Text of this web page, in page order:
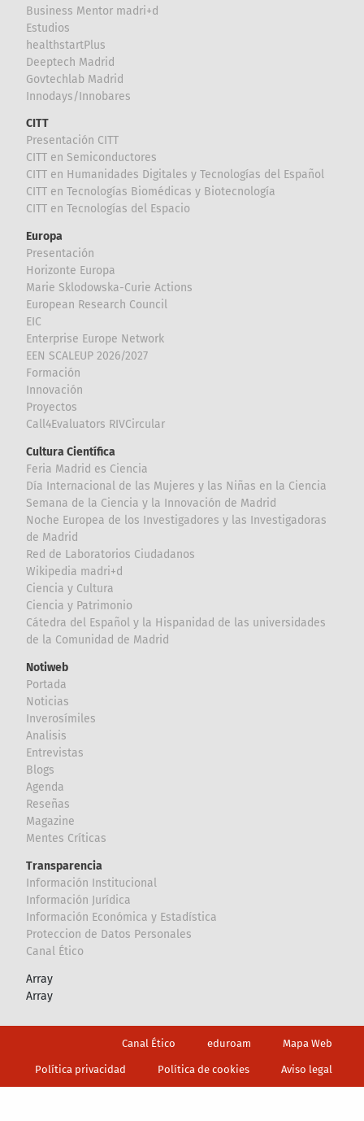
Business Mentor madri+d
Estudios
healthstartPlus
Deeptech Madrid
Govtechlab Madrid
Innodays/Innobares
CITT
Presentación CITT
CITT en Semiconductores
CITT en Humanidades Digitales y Tecnologías del Español
CITT en Tecnologías Biomédicas y Biotecnología
CITT en Tecnologías del Espacio
Europa
Presentación
Horizonte Europa
Marie Sklodowska-Curie Actions
European Research Council
EIC
Enterprise Europe Network
EEN SCALEUP 2026/2027
Formación
Innovación
Proyectos
Call4Evaluators RIVCircular
Cultura Científica
Feria Madrid es Ciencia
Día Internacional de las Mujeres y las Niñas en la Ciencia
Semana de la Ciencia y la Innovación de Madrid
Noche Europea de los Investigadores y las Investigadoras
de Madrid
Red de Laboratorios Ciudadanos
Wikipedia madri+d
Ciencia y Cultura
Ciencia y Patrimonio
Cátedra del Español y la Hispanidad de las universidades
de la Comunidad de Madrid
Notiweb
Portada
Noticias
Inverosímiles
Analisis
Entrevistas
Blogs
Agenda
Reseñas
Magazine
Mentes Críticas
Transparencia
Información Institucional
Información Jurídica
Información Económica y Estadística
Proteccion de Datos Personales
Canal Ético
Array
Array
Canal Ético eduroam Mapa Web
Política privacidad Política de cookies Aviso legal